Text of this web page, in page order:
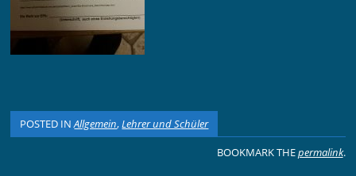
POSTED INAllgemein,Lehrer und Schüler
BOOKMARK THEpermalink.